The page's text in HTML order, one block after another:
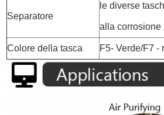
Separatore
le diverse
alla corrosione
Colore della tasca F5- Verde/F7 -